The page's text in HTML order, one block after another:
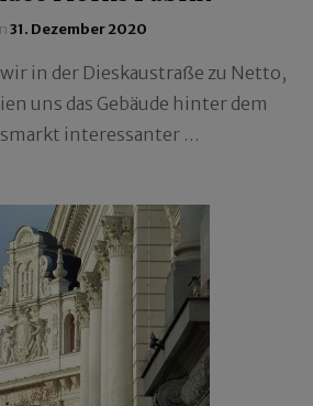
31. Dezember 2020
in der Dieskaustraße zu Netto,
uns das Gebäude hinter dem
interessanter …